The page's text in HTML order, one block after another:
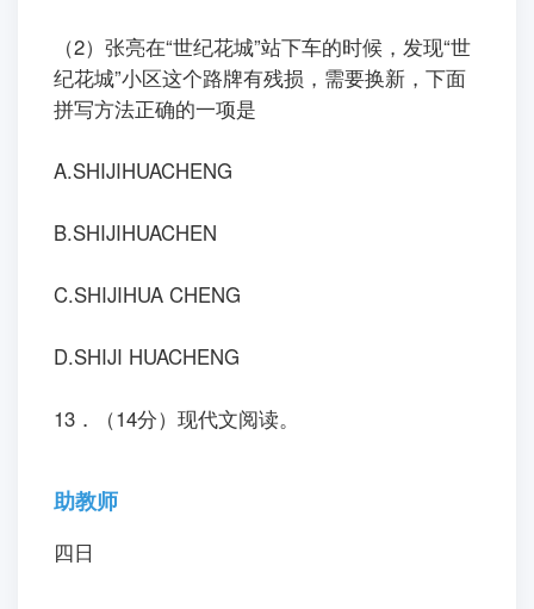
（2）张亮在“世纪花城”站下车的时候，发现“世
纪花城”小区这个路牌有残损，需要换新，下面
拼写方法正确的一项是
A.SHIJIHUACHENG
B.SHIJIHUACHEN
C.SHIJIHUA CHENG
D.SHIJI HUACHENG
13．（14分）现代文阅读。
助教师
四日